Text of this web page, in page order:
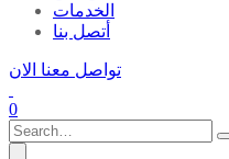
الخدمات
أتصل بنا
تواصل معنا الان
0